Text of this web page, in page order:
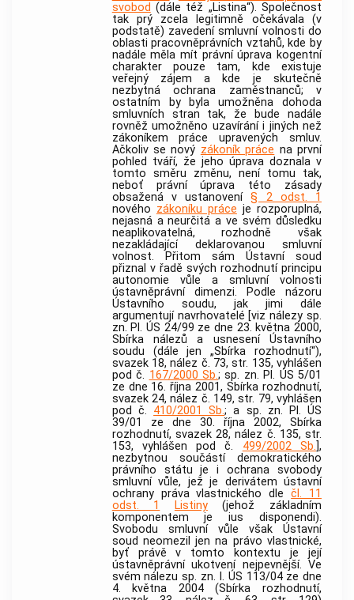
svobod (dále též „Listina“). Společnost
tak prý zcela legitimně očekávala (v
podstatě) zavedení smluvní volnosti do
oblasti pracovněprávních vztahů, kde by
nadále měla mít právní úprava kogentní
charakter pouze tam, kde existuje
veřejný zájem a kde je skutečně
nezbytná ochrana zaměstnanců; v
ostatním by byla umožněna dohoda
smluvních stran tak, že bude nadále
rovněž umožněno uzavírání i jiných než
zákoníkem práce upravených smluv.
Ačkoliv se nový zákoník práce na první
pohled tváří, že jeho úprava doznala v
tomto směru změnu, není tomu tak,
neboť právní úprava této zásady
obsažená v ustanovení§ 2 odst. 1
nového zákoníku práce je rozporuplná,
nejasná a neurčitá a ve svém důsledku
neaplikovatelná, rozhodně však
nezakládající deklarovanou smluvní
volnost. Přitom sám Ústavní soud
přiznal v řadě svých rozhodnutí principu
autonomie vůle a smluvní volnosti
ústavněprávní dimenzi. Podle názoru
Ústavního soudu, jak jimi dále
argumentují navrhovatelé [viz nálezy sp.
zn. Pl. ÚS 24/99 ze dne 23. května 2000,
Sbírka nálezů a usnesení Ústavního
soudu (dále jen „Sbírka rozhodnutí“),
svazek 18, nález č. 73, str. 135, vyhlášen
pod č. 167/2000 Sb.; sp. zn. Pl. ÚS 5/01
ze dne 16. října 2001, Sbírka rozhodnutí,
svazek 24, nález č. 149, str. 79, vyhlášen
pod č. 410/2001 Sb.; a sp. zn. Pl. ÚS
39/01 ze dne 30. října 2002, Sbírka
rozhodnutí, svazek 28, nález č. 135, str.
153, vyhlášen pod č. 499/2002 Sb.],
nezbytnou součástí demokratického
právního státu je i ochrana svobody
smluvní vůle, jež je derivátem ústavní
ochrany práva vlastnického dlečl. 11
odst. 1
Listiny(jehož základním
komponentem je ius disponendi).
Svobodu smluvní vůle však Ústavní
soud neomezil jen na právo vlastnické,
byť právě v tomto kontextu je její
ústavněprávní ukotvení nejpevnější. Ve
svém nálezu sp. zn. I. ÚS 113/04 ze dne
4. května 2004 (Sbírka rozhodnutí,